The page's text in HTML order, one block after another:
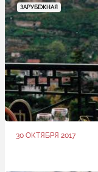
ЗАРУБЕЖНАЯ
30 ОКТЯБРЯ 2017